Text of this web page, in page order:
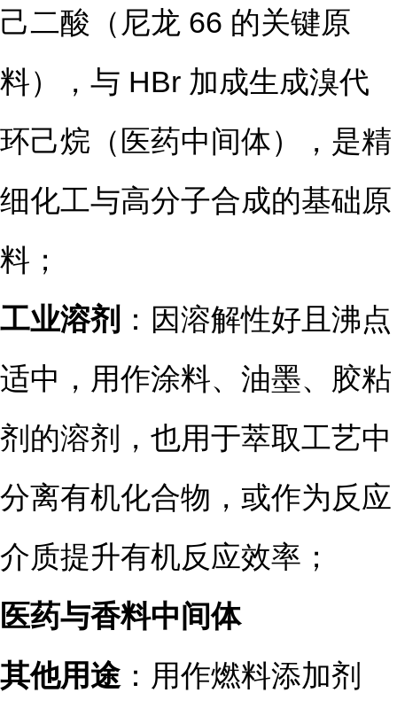
己二酸（尼龙 66 的关键原
料），与 HBr 加成生成溴代
环己烷（医药中间体），是精
细化工与高分子合成的基础原
料；
工业溶剂 ：因溶解性好且沸点
适中，用作涂料、油墨、胶粘
剂的溶剂，也用于萃取工艺中
分离有机化合物，或作为反应
介质提升有机反应效率；
医药与香料中间体
其他用途 ：用作燃料添加剂